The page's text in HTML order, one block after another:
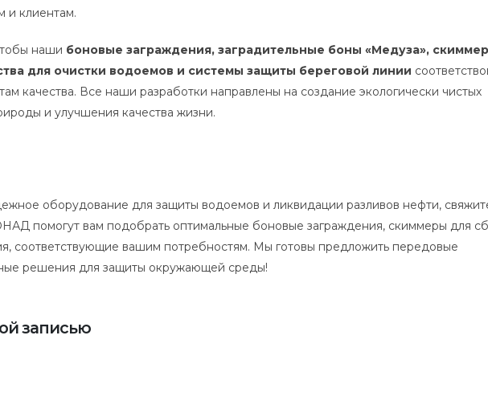
и клиентам.
наши боновые заграждения, заградительные боны «Медуза»,
для очистки водоемов и системы защиты береговой линии
качества. Все наши разработки направлены на создание экологически чистых
и улучшения качества жизни.
оборудование для защиты водоемов и ликвидации разливов нефти,
помогут вам подобрать оптимальные боновые заграждения, скиммеры для
соответствующие вашим потребностям. Мы готовы предложить передовые
решения для защиты окружающей среды!
записью